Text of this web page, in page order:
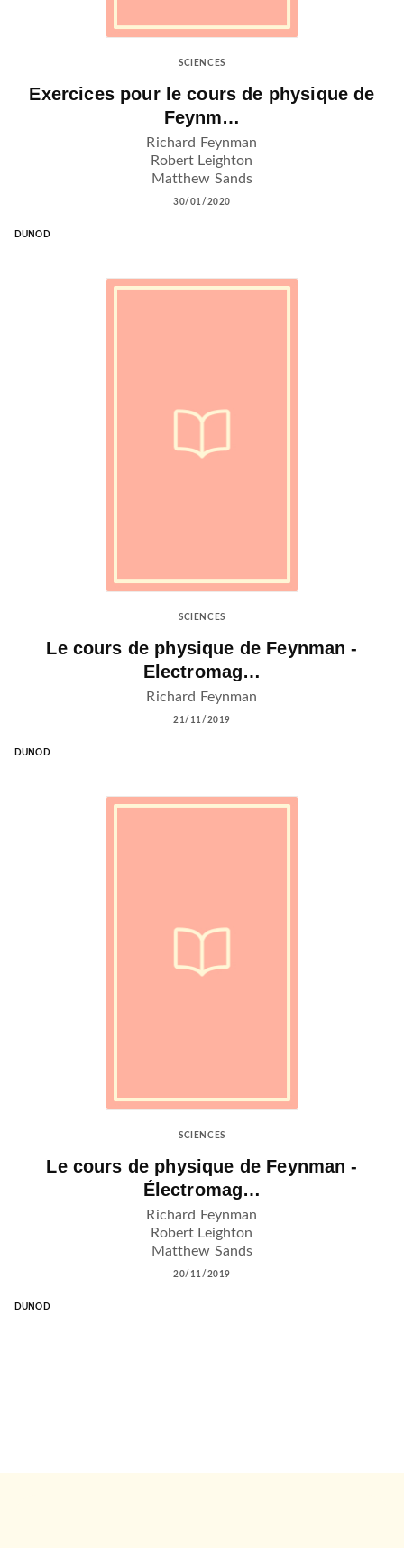
SCIENCES
Exercices pour le cours de physique de
Feynm…
Richard Feynman
Robert Leighton
Matthew Sands
30/01/2020
DUNOD
SCIENCES
Le cours de physique de Feynman -
Electromag…
Richard Feynman
21/11/2019
DUNOD
SCIENCES
Le cours de physique de Feynman -
Électromag…
Richard Feynman
Robert Leighton
Matthew Sands
20/11/2019
DUNOD